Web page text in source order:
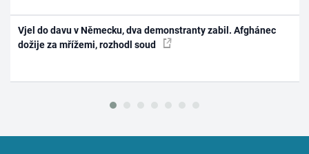
Vjel do davu v Německu, dva demonstranty zabil. Afghánec
dožije za mřížemi, rozhodl soud